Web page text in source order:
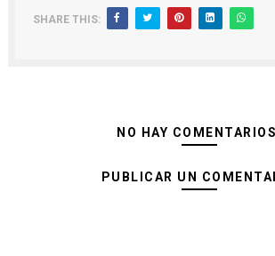
SHARE THIS:
NO HAY
PUBLICAR UN